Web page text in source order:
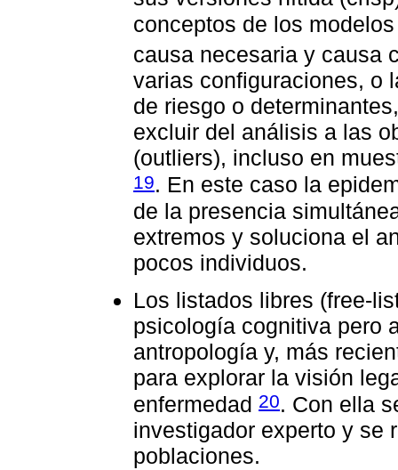
conceptos de los
causa necesaria y causa
varias configuraciones, o
de riesgo o
excluir del análisis a las
(outliers), incluso en
19. En este caso la
de la presencia
extremos y soluciona el
pocos individuos.
Los listados libres (free-
psicología cognitiva pero
antropología y, más
para explorar la visión
enfermedad 20. Con ella
investigador experto y se
poblaciones.